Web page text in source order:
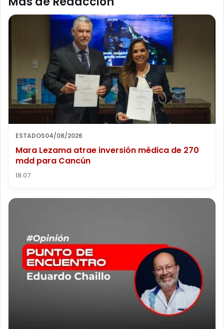
ESTADOS04/08/2026
Mara Lezama atrae inversión médica de 270
mdd para Cancún
18:07